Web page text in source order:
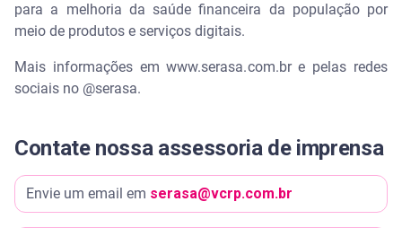
para a melhoria da saúde financeira da população por
meio de produtos e serviços digitais.
Mais informações em www.serasa.com.br e pelas redes
sociais no @serasa.
Contate nossa assessoria de imprensa
Envie um email em serasa@vcrp.com.br